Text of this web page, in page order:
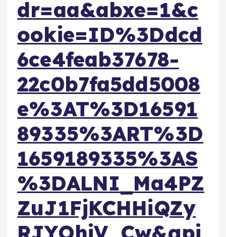
dr=aa&abxe=1&c
ookie=ID%3Ddcd
6ce4feab37678-
22c0b7fa5dd5008
e%3AT%3D16591
89335%3ART%3D
1659189335%3AS
%3DALNI_Ma4PZ
ZuJ1FjKCHHiQZy